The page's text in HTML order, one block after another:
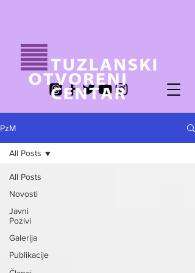
PzM
All Posts
Novosti
Javni
Pozivi
Galerija
Publikacije
All Posts